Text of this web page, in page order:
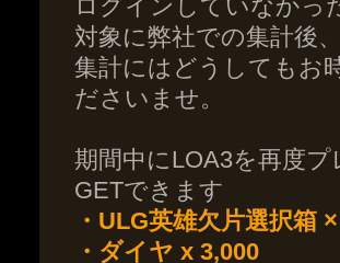
ログインしていなかっ
対象に弊社での集計後
集計にはどうしてもお
ださいませ。
期間中にLOA3を再度
GETできます
・ULG英雄欠片選択箱
・ダイヤ x 3,000